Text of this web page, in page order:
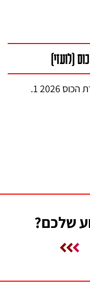
שירים לועזיים לכניסה לחופה ולשבירת הכוס 2026 1.